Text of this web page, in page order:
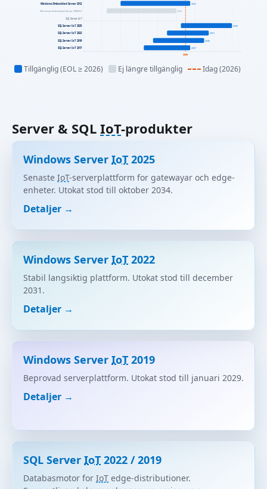
2026
Windows Embedded Server 2012 2027
Windows Embedded Server 2008 R2 2024
SQL Server IoT
SQL Server IoT 2025 2036
SQL Server IoT 2022 2031
SQL Server IoT 2019 2030
SQL Server IoT 2017 2027
Tillgänglig (EOL ≥ 2026) Ej längre tillgänglig Idag (2026)
Server & SQL IoT-produkter
Windows Server IoT 2025
Senaste IoT-serverplattform for gatewayar och edge-
enheter. Utokat stod till oktober 2034.
Detaljer →
Windows Server IoT 2022
Stabil langsiktig plattform. Utokat stod till december
2031.
Detaljer →
Windows Server IoT 2019
Beprovad serverplattform. Utokat stod till januari 2029.
Detaljer →
SQL Server IoT 2022 / 2019
Databasmotor for IoT edge-distributioner.